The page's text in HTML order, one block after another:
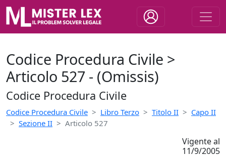
Codice Procedura Civile >
Articolo 527 - (Omissis)
Codice Procedura Civile
Codice Procedura Civile Libro Terzo Titolo II
Capo II
Sezione II
Articolo 527
Vigente al
11/9/2005